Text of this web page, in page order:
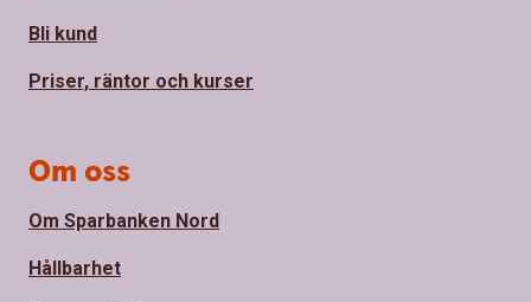
Bli kund
Priser, räntor och kurser
Om oss
Om Sparbanken Nord
Hållbarhet